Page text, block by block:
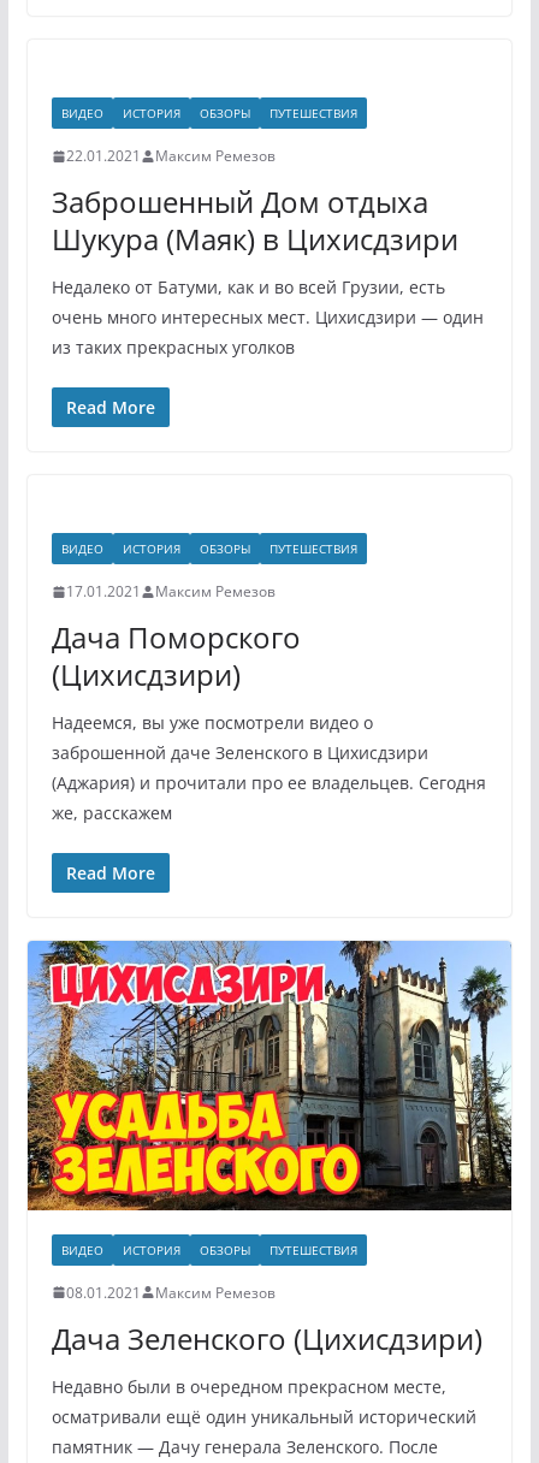
ВИДЕО ИСТОРИЯ ОБЗОРЫ ПУТЕШЕСТВИЯ
22.01.2021 Максим Ремезов
Заброшенный Дом отдыха
Шукура (Маяк) в Цихисдзири
Недалеко от Батуми, как и во всей Грузии, есть
очень много интересных мест. Цихисдзири — один
из таких прекрасных уголков
Read More
ВИДЕО ИСТОРИЯ ОБЗОРЫ ПУТЕШЕСТВИЯ
17.01.2021 Максим Ремезов
Дача Поморского
(Цихисдзири)
Надеемся, вы уже посмотрели видео о
заброшенной даче Зеленского в Цихисдзири
(Аджария) и прочитали про ее владельцев. Сегодня
же, расскажем
Read More
ВИДЕО ИСТОРИЯ ОБЗОРЫ ПУТЕШЕСТВИЯ
08.01.2021 Максим Ремезов
Дача Зеленского (Цихисдзири)
Недавно были в очередном прекрасном месте,
осматривали ещё один уникальный исторический
памятник — Дачу генерала Зеленского. После